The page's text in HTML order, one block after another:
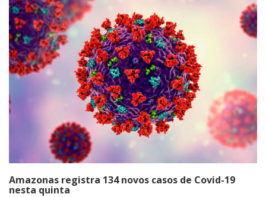
Amazonas registra 134 novos casos de Covid-19
nesta quinta